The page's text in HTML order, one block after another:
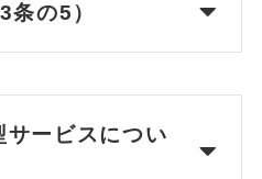
条の5）
サービスについ